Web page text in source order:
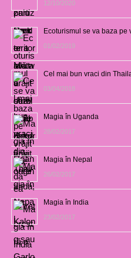
12/10/2020
Ecoturismul se va baza pe
01/02/2019
Cel mai bun vraci din
03/04/2018
Magia în Uganda
28/02/2017
Magia în Nepal
26/02/2017
Magia în India
23/02/2017